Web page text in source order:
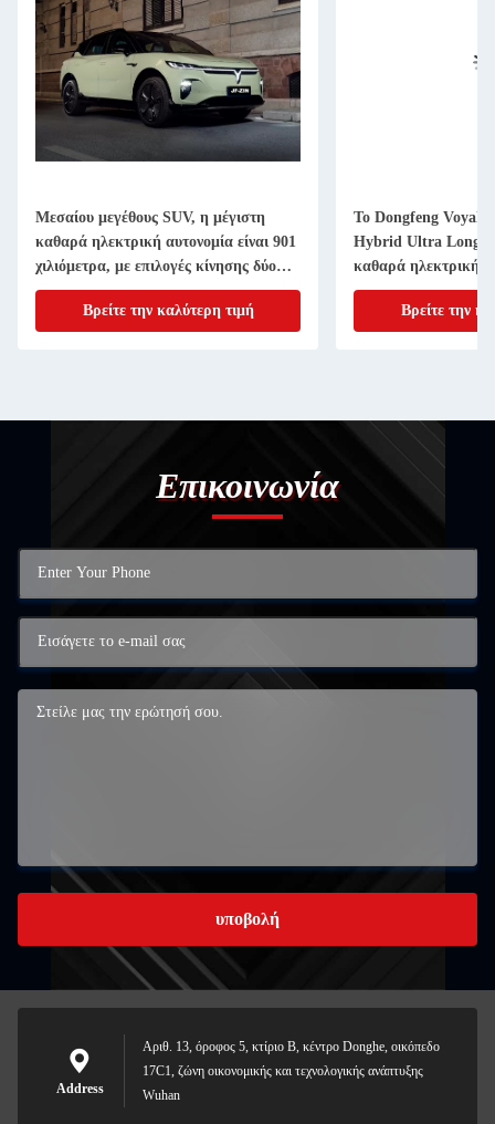
Μεσαίου μεγέθους SUV, η μέγιστη
καθαρά ηλεκτρική αυτονομία είναι 901
χιλιόμετρα, με επιλογές κίνησης δύο
τροχών και τετρακίνησης
Βρείτε την καλύτερη τιμή
Το Dongfeng Voyah
Hybrid Ultra Long
καθαρά ηλεκτρική
ολοκληρωμένη
Βρείτε την
Επικοινωνία
υποβολή
Address
Αριθ. 13, όροφος 5, κτίριο Β, κέντρο Donghe, οικόπεδο
17C1, ζώνη οικονομικής και τεχνολογικής ανάπτυξης
Wuhan